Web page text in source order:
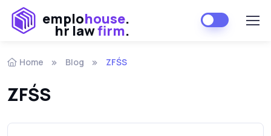
emplohouse.
hr lawfirm.
Home Blog ZFŚS
ZFŚS